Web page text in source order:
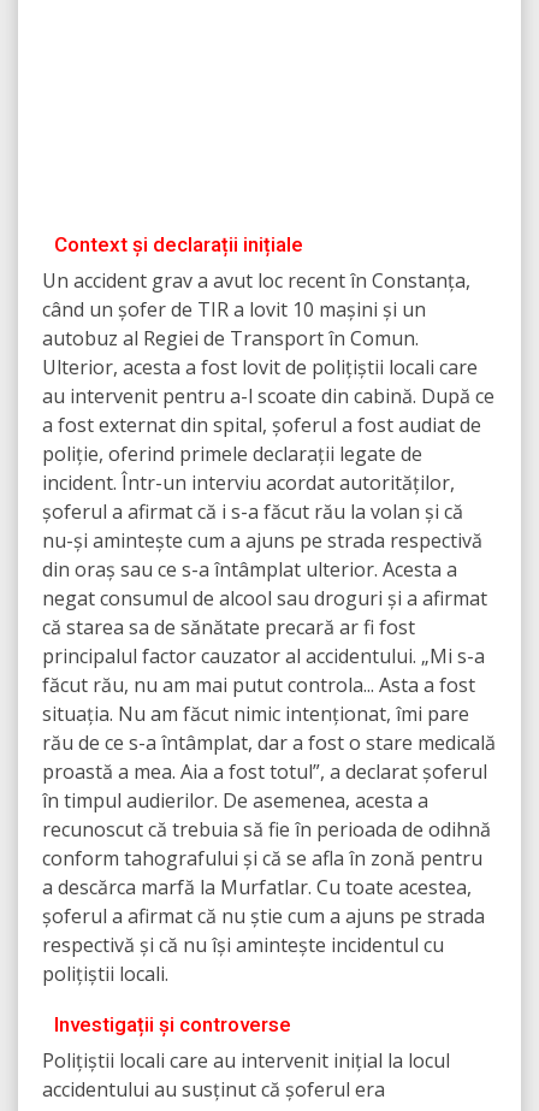
Context și declarații inițiale
Un accident grav a avut loc recent în Constanța,
când un șofer de TIR a lovit 10 mașini și un
autobuz al Regiei de Transport în Comun.
Ulterior, acesta a fost lovit de polițiștii locali care
au intervenit pentru a-l scoate din cabină. După ce
a fost externat din spital, șoferul a fost audiat de
poliție, oferind primele declarații legate de
incident. Într-un interviu acordat autorităților,
șoferul a afirmat că i s-a făcut rău la volan și că
nu-și amintește cum a ajuns pe strada respectivă
din oraș sau ce s-a întâmplat ulterior. Acesta a
negat consumul de alcool sau droguri și a afirmat
că starea sa de sănătate precară ar fi fost
principalul factor cauzator al accidentului. „Mi s-a
făcut rău, nu am mai putut controla... Asta a fost
situația. Nu am făcut nimic intenționat, îmi pare
rău de ce s-a întâmplat, dar a fost o stare medicală
proastă a mea. Aia a fost totul”, a declarat șoferul
în timpul audierilor. De asemenea, acesta a
recunoscut că trebuia să fie în perioada de odihnă
conform tahografului și că se afla în zonă pentru
a descărca marfă la Murfatlar. Cu toate acestea,
șoferul a afirmat că nu știe cum a ajuns pe strada
respectivă și că nu își amintește incidentul cu
polițiștii locali.
Investigații și controverse
Polițiștii locali care au intervenit inițial la locul
accidentului au susținut că șoferul era